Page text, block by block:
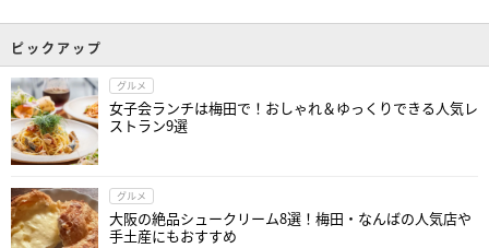
ピックアップ
グルメ
女子会ランチは梅田で！おしゃれ＆ゆっくりできる人気レ
ストラン9選
グルメ
大阪の絶品シュークリーム8選！梅田・なんばの人気店や
手土産にもおすすめ